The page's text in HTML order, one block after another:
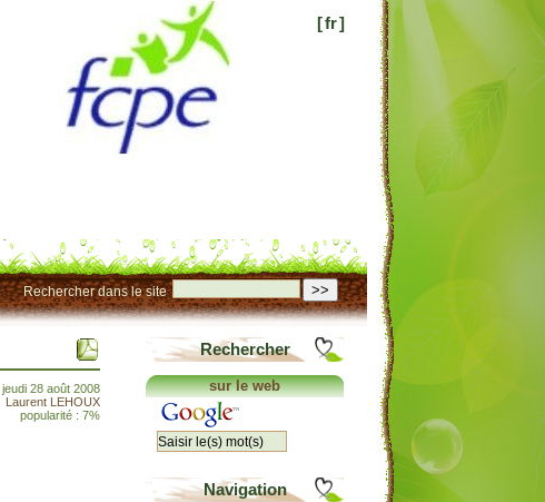
[fr]
>>
Rechercher dans le site
jeudi 28 août 2008
Laurent LEHOUX
popularité : 7%
Rechercher
sur le web
Navigation